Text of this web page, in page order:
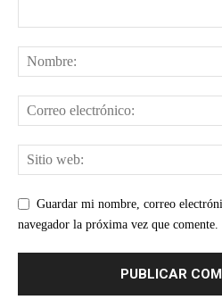
Guardar mi nombre, correo
navegador la próxima vez que comente.